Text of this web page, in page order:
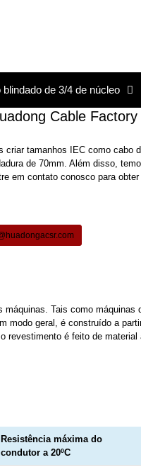
blindado de 3/4 de núcleo
Cable Factory
tamanhos IEC como cabo
de 70mm. Além disso,
em contato conosco para obter
Tais como máquinas
modo geral, é construído a
revestimento é feito de
Resistência máxima do
condutor a 20ºC